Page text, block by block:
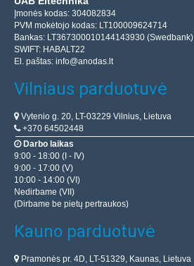
Įmonės kodas: 304082834
PVM mokėtojo kodas: LT100009624714
Bankas: LT367300010144143930 (Swedbank)
SWIFT: HABALT22
El. paštas: info@anodas.lt
Vilniaus parduotuvė
Vytenio g. 20, LT-03229 Vilnius, Lietuva
+370 64502448
Darbo laikas
9:00 - 18:00 (I - IV)
9:00 - 17:00 (V)
10:00 - 14:00 (VI)
Nedirbame (VII)
(Dirbame be pietų pertraukos)
Kauno parduotuvė
Pramonės pr. 4D, LT-51329, Kaunas, Lietuva